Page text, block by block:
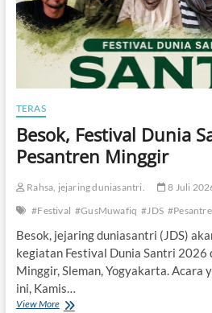
a
g
a
i
k
P
e
n
u
t
a
n
P
a
n
c
TERAS
Besok, Festival Dunia
Pesantren Minggir
Rahsa, jejaring duniasantri.
8 Juli
#Festival #GusMuwafiq #JDS
Besok, jejaring duniasantri (JDS)
kegiatan Festival Dunia Santri 2026
Minggir, Sleman, Yogyakarta. Acara
ini, Kamis…
View MoreB